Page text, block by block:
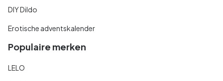
DIY Dildo
Erotische adventskalender
Populaire merken
LELO